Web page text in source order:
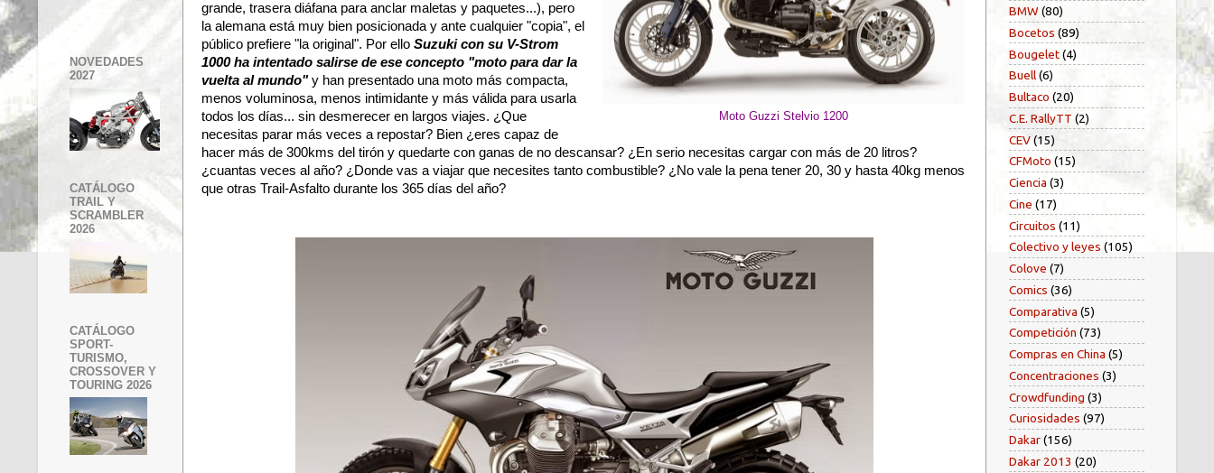
Moto Guzzi Stelvio 1200
grande, trasera diáfana para anclar maletas y paquetes...), pero
la alemana está muy bien posicionada y ante cualquier "copia", el
público prefiere "la original". Por ello Suzuki con su V-Strom
1000 ha intentado salirse de ese concepto "moto para dar la
vuelta al mundo"y han presentado una moto más compacta,
menos voluminosa, menos intimidante y más válida para usarla
todos los días... sin desmerecer en largos viajes. ¿Que
necesitas parar más veces a repostar? Bien ¿eres capaz de
hacer más de 300kms del tirón y quedarte con ganas de no descansar? ¿En serio necesitas cargar con más de 20 litros?
¿cuantas veces al año? ¿Donde vas a viajar que necesites tanto combustible? ¿No vale la pena tener 20, 30 y hasta 40kg menos
que otras Trail-Asfalto durante los 365 días del año?
NOVEDADES
2027
CATÁLOGO
TRAIL Y
SCRAMBLER
2026
CATÁLOGO
SPORT-
TURISMO,
CROSSOVER Y
TOURING 2026
BMW (80)
Bocetos (89)
Bougelet(4)
Buell(6)
Bultaco (20)
C.E. RallyTT (2)
CEV(15)
CFMoto (15)
Ciencia (3)
Cine (17)
Circuitos (11)
Colectivo y leyes (105)
Colove (7)
Comics (36)
Comparativa (5)
Competición (73)
Compras en China (5)
Concentraciones (3)
Crowdfunding (3)
Curiosidades (97)
Dakar(156)
Dakar 2013 (20)